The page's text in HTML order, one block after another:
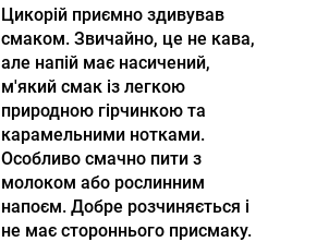
Цикорій приємно здивував
смаком. Звичайно, це не кава,
але напій має насичений,
м'який смак із легкою
природною гірчинкою та
карамельними нотками.
Особливо смачно пити з
молоком або рослинним
напоєм. Добре розчиняється і
не має стороннього присмаку.